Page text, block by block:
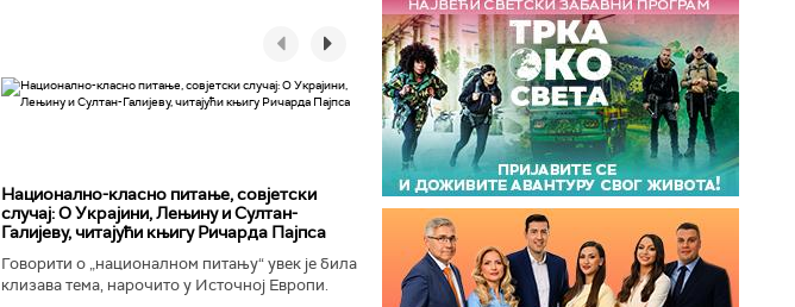
Национално-класнo питање, совјетски
случај: О Украјини, Лењину и Султан-
Галијеву, читајући књигу Ричарда Пајпса
Говорити о „националном питању“ увек је била
клизава тема, нарочито у Источној Европи.